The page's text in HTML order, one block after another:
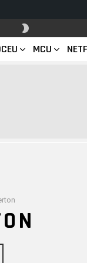
ANAHTARI
MCU